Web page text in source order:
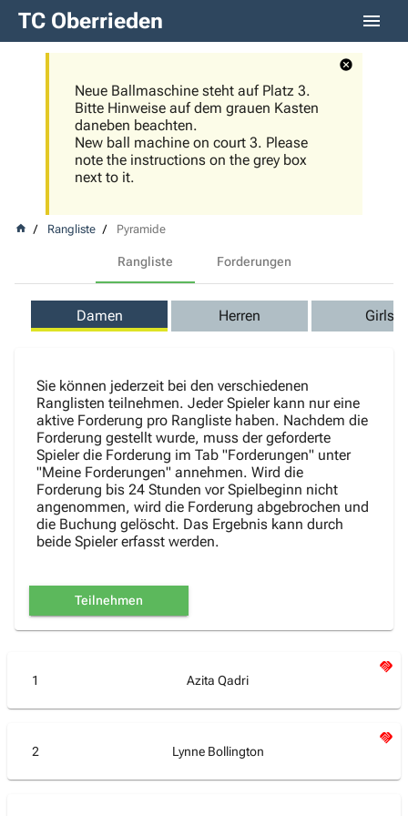
TC Oberrieden
Neue Ballmaschine steht auf Platz 3.
Bitte Hinweise auf dem grauen Kasten
daneben beachten.
New ball machine on court 3. Please
note the instructions on the grey box
next to it.
Rangliste Pyramide
Rangliste Forderungen
Damen Herren Girls
Sie können jederzeit bei den verschiedenen
Ranglisten teilnehmen. Jeder Spieler kann nur eine
aktive Forderung pro Rangliste haben. Nachdem die
Forderung gestellt wurde, muss der geforderte
Spieler die Forderung im Tab "Forderungen" unter
"Meine Forderungen" annehmen. Wird die
Forderung bis 24 Stunden vor Spielbeginn nicht
angenommen, wird die Forderung abgebrochen und
die Buchung gelöscht. Das Ergebnis kann durch
beide Spieler erfasst werden.
Teilnehmen
1 Azita Qadri
2 Lynne Bollington